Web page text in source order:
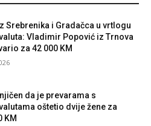
Srebrenika i Gradačca u vrtlogu
Vladimir Popović iz Trnova
za 42 000 KM
da je prevarama s
oštetio dvije žene za
KM